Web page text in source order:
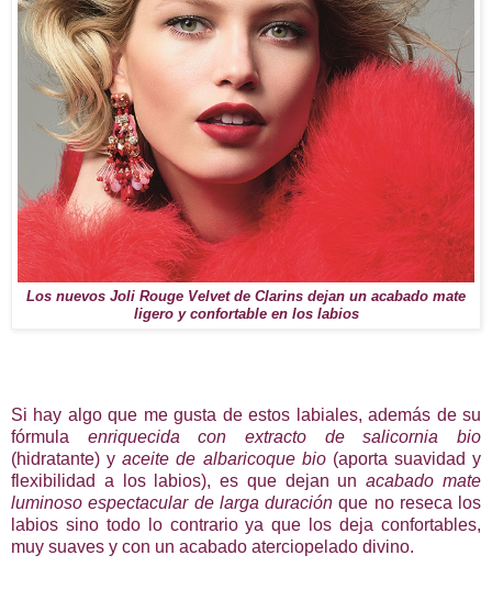
Los nuevos Joli Rouge Velvet de Clarins dejan un acabado mate
ligero y confortable en los labios
Si hay algo que me gusta de estos labiales, además de su
fórmula enriquecida con extracto de salicornia bio
(hidratante) yaceite de albaricoque bio(aporta suavidad y
flexibilidad a los labios), es que dejan unacabado mate
luminoso espectacular de larga duración que no reseca los
labios sino todo lo contrario ya que los deja confortables,
muy suaves y con un acabado aterciopelado divino.